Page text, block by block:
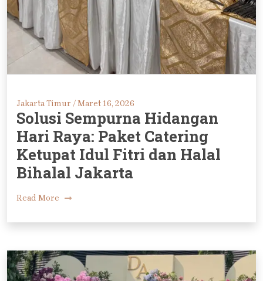
Jakarta Timur /Maret 16, 2026
Solusi Sempurna Hidangan
Hari Raya: Paket Catering
Ketupat Idul Fitri dan Halal
Bihalal Jakarta
Read More